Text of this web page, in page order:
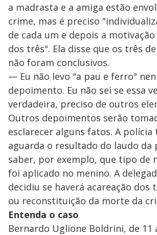
a madrasta e a amiga estão
crime, mas é preciso
de cada um e depois a
dos três". Ela disse que os três
não foram conclusivos.
— Eu não levo "a pau e ferro"
depoimento. Eu não sei se essa
verdadeira, preciso de outros
Outros depoimentos serão
esclarecer alguns fatos. A polícia
aguarda o resultado do laudo da
saber, por exemplo, que tipo de
foi aplicado no menino. A
decidiu se haverá acareação dos
ou reconstituição da morte da
Entenda o caso
Bernardo Uglione Boldrini, de 11